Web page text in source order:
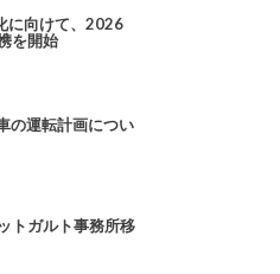
に向けて、2026
を開始
の運転計画につい
トガルト事務所移